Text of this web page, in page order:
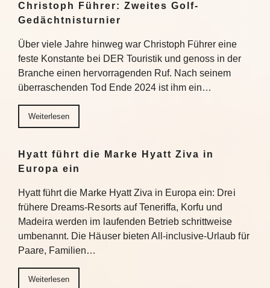
Christoph Führer: Zweites Golf-
Gedächtnisturnier
Über viele Jahre hinweg war Christoph Führer eine
feste Konstante bei DER Touristik und genoss in der
Branche einen hervorragenden Ruf. Nach seinem
überraschenden Tod Ende 2024 ist ihm ein…
Weiterlesen
Hyatt führt die Marke Hyatt Ziva in
Europa ein
Hyatt führt die Marke Hyatt Ziva in Europa ein: Drei
frühere Dreams-Resorts auf Teneriffa, Korfu und
Madeira werden im laufenden Betrieb schrittweise
umbenannt. Die Häuser bieten All-inclusive-Urlaub für
Paare, Familien…
Weiterlesen